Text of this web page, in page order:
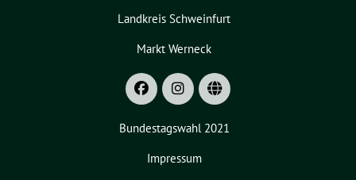
Landkreis Schweinfurt
Markt Werneck
Bundestagswahl 2021
Impressum